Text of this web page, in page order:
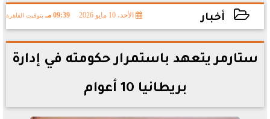
أخبار الأحد، 10 مايو 2026 09:39 مـ بتوقيت القاهرة
2026-05-10 21:39:19
ستارمر يتعهد باستمرار حكومته في إدارة
بريطانيا 10 أعوام